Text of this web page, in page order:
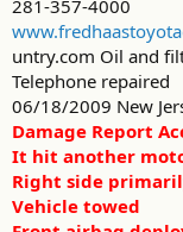
281-357-4000
untry.com Oil and
Telephone repaired
06/18/2009 New
Damage Report
It hit another
Right side
Vehicle towed